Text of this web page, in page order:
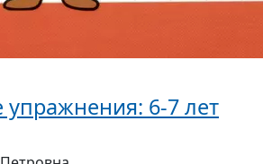
упражнения: 6-7 лет